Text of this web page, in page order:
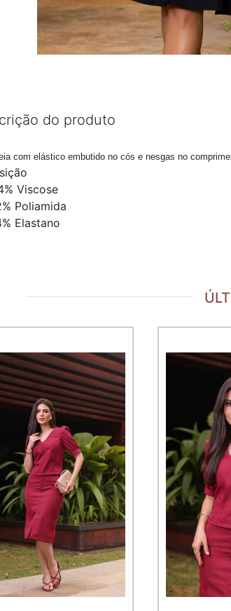
do produto
com elástico embutido no cós e nesgas no
Viscose
Poliamida
Elastano